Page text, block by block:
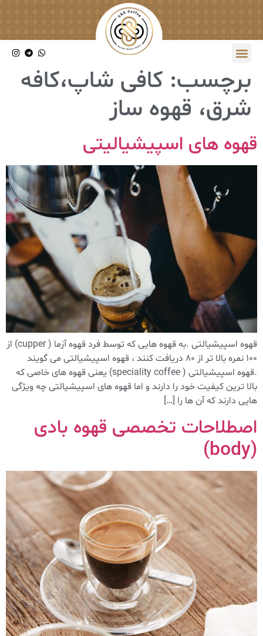
برچسب: کافی شاپ،کافه
شرق، قهوه ساز
قهوه های اسپیشیالیتی
قهوه اسپیشیالتی .به قهوه هایی که توسط فرد قهوه آزما ( cupper) از
۱۰۰ نمره بالا تر از ۸۰ دریافت کنند ، قهوه اسپیشیالتی می گویند
.قهوه اسپیشیالتی ( speciality coffee) یعنی قهوه های خاصی که
بالا ترین کیفیت خود را دارند و اما قهوه های اسپیشیالتی چه ویژگی
هایی دارند که آن ها را […]
اصطلاحات تخصصی قهوه بادی
(body)